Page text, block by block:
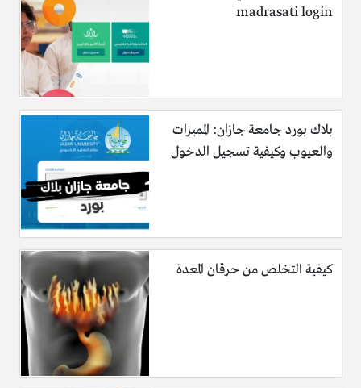
madrasati login
بلاك بورد جامعة جازان: المميزات
والعيوب وكيفية تسجيل الدخول
كيفية التخلص من حرقان المعدة